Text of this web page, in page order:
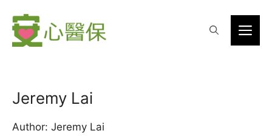
content
Jeremy Lai
Author: Jeremy Lai